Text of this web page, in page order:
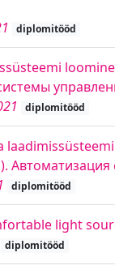
diplomitööd
diplomitööd
diplomitööd
light
diplomitööd